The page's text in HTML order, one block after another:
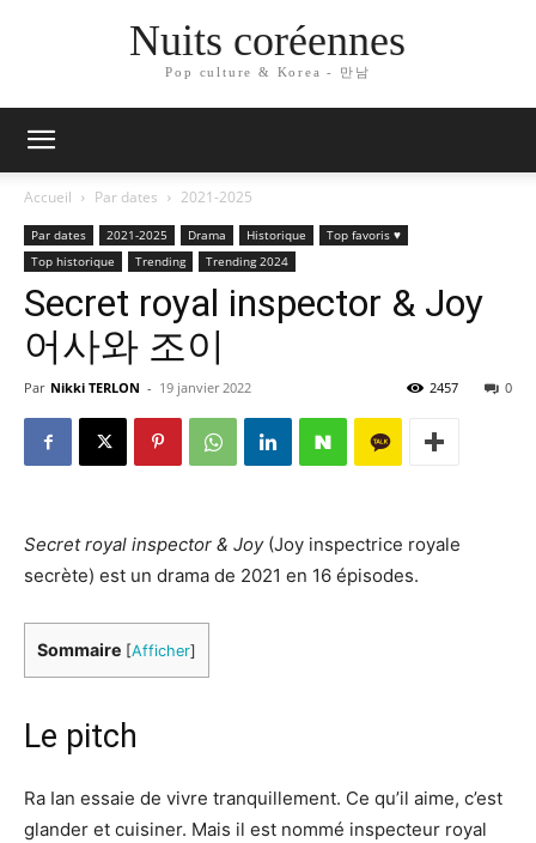
Nuits coréennes
Pop culture & Korea - 만남
Accueil Par dates 2021-2025
Par dates 2021-2025 Drama Historique
Top favoris ♥
Top historique
Trending Trending 2024
Secret royal inspector & Joy
어사와 조이
Par Nikki TERLON - 19 janvier 2022 0
2457
Secret royal inspector & Joy(Joy inspectrice royale
secrète) est un drama de 2021 en 16 épisodes.
Sommaire [Afficher]
Le pitch
Ra Ian essaie de vivre tranquillement. Ce qu’il aime, c’est
glander et cuisiner. Mais il est nommé inspecteur royal